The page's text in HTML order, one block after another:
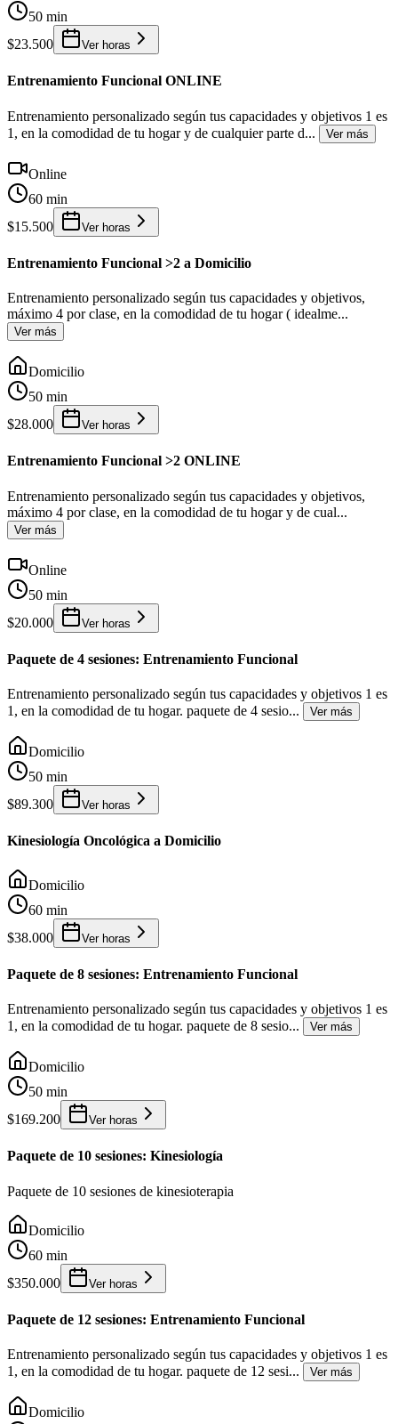
50 min
$23.500
Ver horas
Entrenamiento Funcional ONLINE
Entrenamiento personalizado según tus capacidades y objetivos 1 es
1, en la comodidad de tu hogar y de cualquier parte d... Ver más
Online
60 min
$15.500
Ver horas
Entrenamiento Funcional >2 a Domicilio
Entrenamiento personalizado según tus capacidades y objetivos,
máximo 4 por clase, en la comodidad de tu hogar ( idealme...
Ver más
Domicilio
50 min
$28.000
Ver horas
Entrenamiento Funcional >2 ONLINE
Entrenamiento personalizado según tus capacidades y objetivos,
máximo 4 por clase, en la comodidad de tu hogar y de cual...
Ver más
Online
50 min
$20.000
Ver horas
Paquete de 4 sesiones: Entrenamiento Funcional
Entrenamiento personalizado según tus capacidades y objetivos 1 es
1, en la comodidad de tu hogar. paquete de 4 sesio... Ver más
Domicilio
50 min
$89.300
Ver horas
Kinesiología Oncológica a Domicilio
Domicilio
60 min
$38.000
Ver horas
Paquete de 8 sesiones: Entrenamiento Funcional
Entrenamiento personalizado según tus capacidades y objetivos 1 es
1, en la comodidad de tu hogar. paquete de 8 sesio... Ver más
Domicilio
50 min
$169.200
Ver horas
Paquete de 10 sesiones: Kinesiología
Paquete de 10 sesiones de kinesioterapia
Domicilio
60 min
$350.000
Ver horas
Paquete de 12 sesiones: Entrenamiento Funcional
Entrenamiento personalizado según tus capacidades y objetivos 1 es
1, en la comodidad de tu hogar. paquete de 12 sesi... Ver más
Domicilio